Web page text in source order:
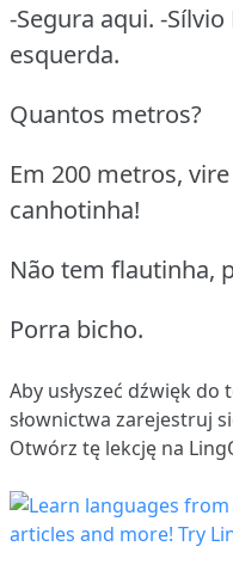
-Segura aqui. -
esquerda.
Quantos metros?
Em 200 metros,
canhotinha!
Não tem flautinha,
Porra bicho.
Aby usłyszeć dźwięk
słownictwa zarejestruj
Otwórz tę lekcję na